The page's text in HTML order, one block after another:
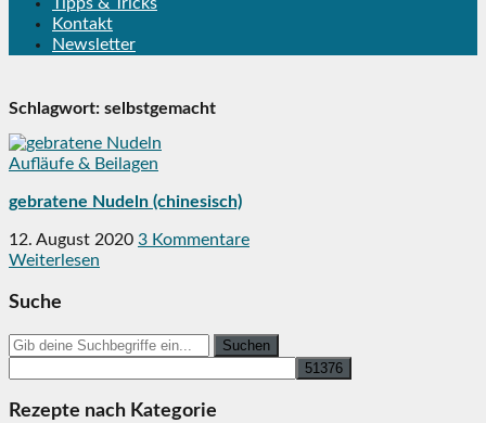
Kontakt
Newsletter
Schlagwort: selbstgemacht
Aufläufe & Beilagen
gebratene Nudeln (chinesisch)
12. August 2020 3 Kommentare
Weiterlesen
Suche
Search
for:
Rezepte nach Kategorie